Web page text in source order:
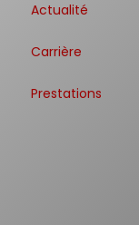
Actualité
Carrière
Prestations